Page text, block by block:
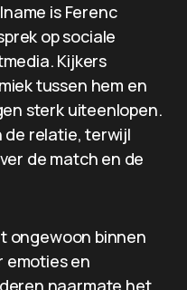
is Ferenc
op sociale
Kijkers
tussen hem en
sterk uiteenlopen.
de relatie, terwijl
de match en de
ongewoon binnen
emoties en
naarmate het